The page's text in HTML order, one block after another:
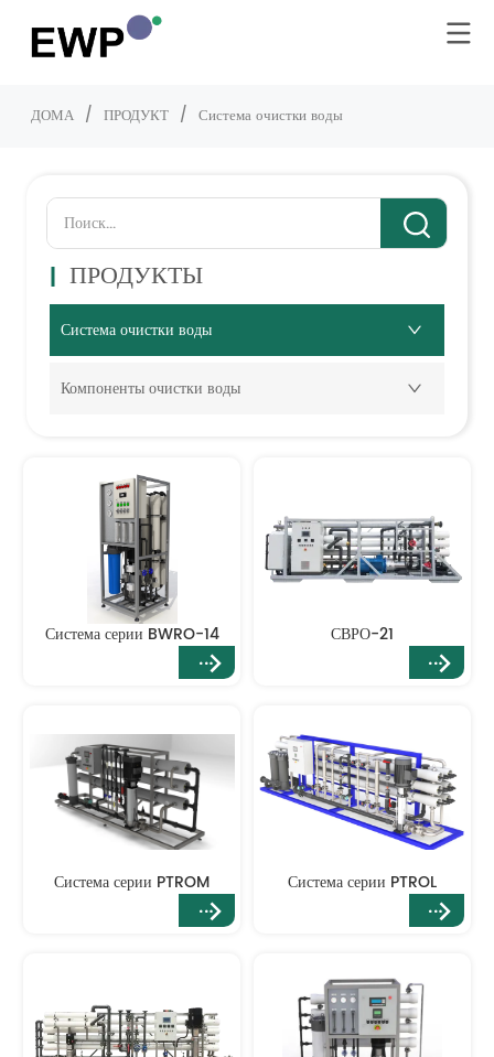
ДОМА / ПРОДУКТ / Система очистки воды
ПРОДУКТЫ
Система очистки воды
Компоненты очистки воды
Система серии BWRO-14 СВРО-21
Система серии PTROM Система серии PTROL